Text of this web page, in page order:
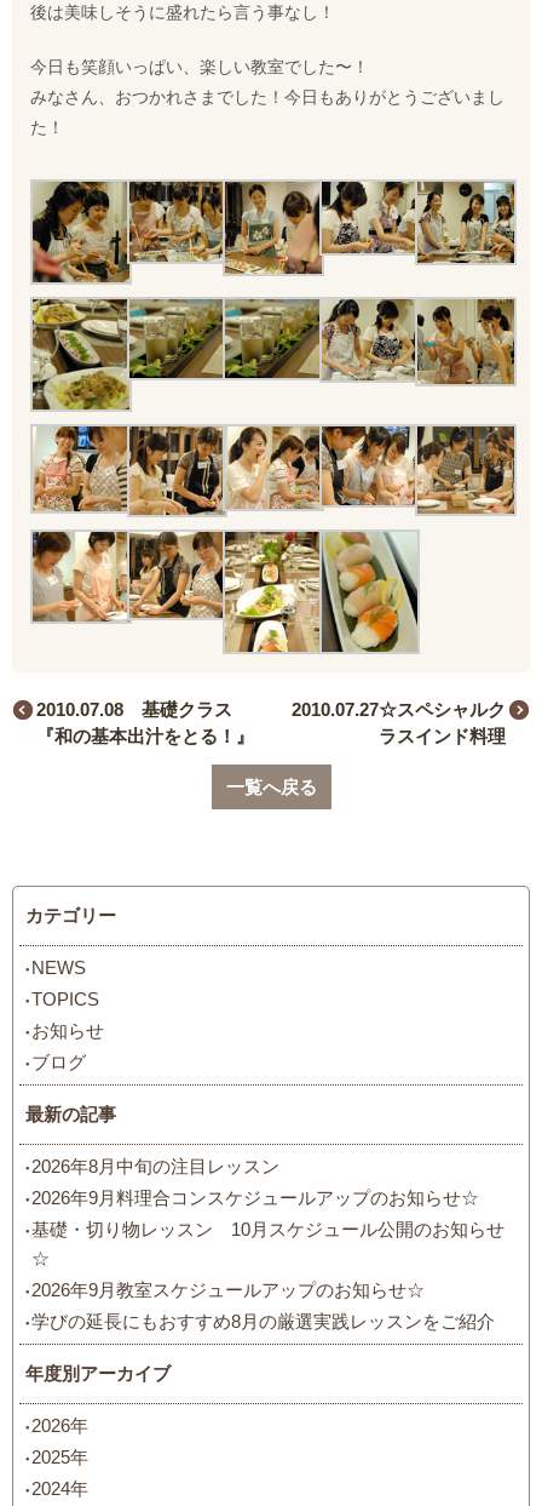
後は美味しそうに盛れたら言う事なし！
今日も笑顔いっぱい、楽しい教室でした〜！
みなさん、おつかれさまでした！今日もありがとうございまし
た！
2010.07.08 基礎クラス
『和の基本出汁をとる！』
2010.07.27☆スペシャルク
ラスインド料理
一覧へ戻る
カテゴリー
NEWS
TOPICS
お知らせ
ブログ
最新の記事
2026年8月中旬の注目レッスン
2026年9月料理合コンスケジュールアップのお知らせ☆
基礎・切り物レッスン 10月スケジュール公開のお知らせ
☆
2026年9月教室スケジュールアップのお知らせ☆
学びの延長にもおすすめ8月の厳選実践レッスンをご紹介
年度別アーカイブ
2026年
2025年
2024年